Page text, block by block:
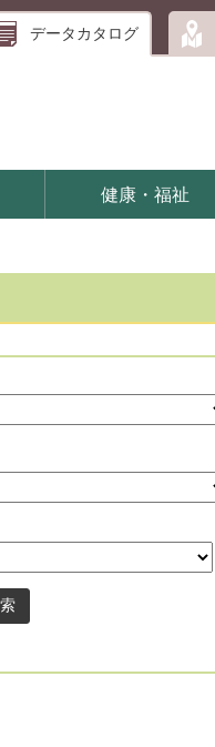
データカタログ
健康・福祉